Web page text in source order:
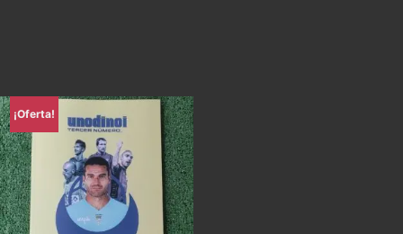
¡Oferta!